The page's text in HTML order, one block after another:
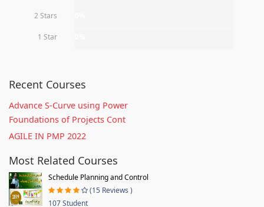
2 Stars
1 Star
Recent Courses
Advance S-Curve using Power
Foundations of Projects Cont
AGILE IN PMP 2022
Most Related Courses
Schedule Planning and Control
(15 Reviews )
107 Student